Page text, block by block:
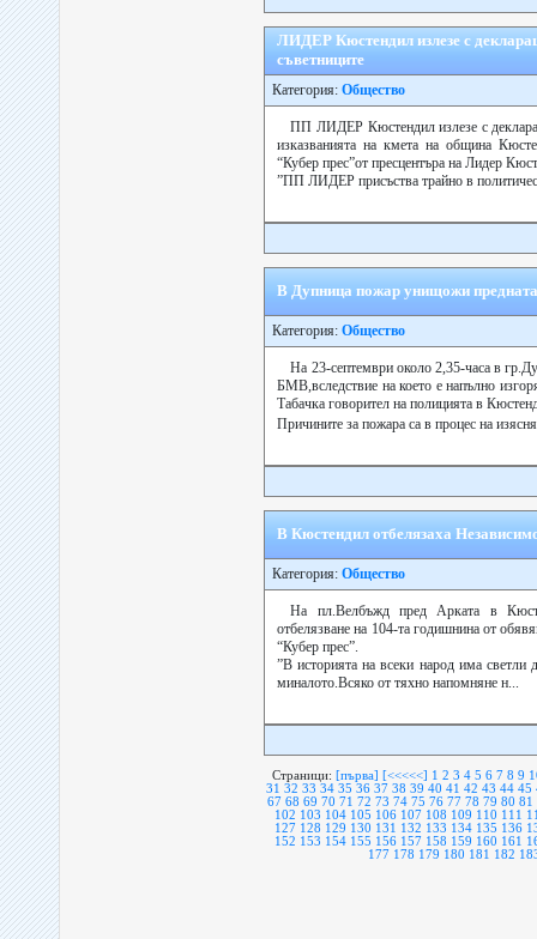
ЛИДЕР Кюстендил излезе с
съветниците
Категория: Общество
ПП ЛИДЕР Кюстендил излезе с
изказванията на кмета на община
“Кубер прес”от пресцентъра на Лидер
”ПП ЛИДЕР присъства трайно в
В Дупница пожар унищожи
Категория: Общество
На 23-септември около 2,35-часа в
БМВ,вследствие на което е напълно
Табачка говорител на полицията в
Причините за пожара са в процес на
В Кюстендил отбелязаха
Категория: Общество
На пл.Велбъжд пред Арката в
отбелязване на 104-та годишнина от
“Кубер прес”.
”В историята на всеки народ има светли
миналото.Всяко от тяхно напомняне н...
Страници: [първа] [<<<<<] 1 2 3 4 5 6 7 8 9
31 32 33 34 35 36 37 38 39 40 41 42 43 44 45
67 68 69 70 71 72 73 74 75 76 77 78 79 80 81
102 103 104 105 106 107 108 109 110 111
127 128 129 130 131 132 133 134 135 136
152 153 154 155 156 157 158 159 160 161
177 178 179 180 181 182